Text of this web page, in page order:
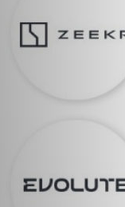
письма